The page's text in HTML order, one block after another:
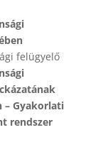
felügyelő
– Gyakorlati
rendszer